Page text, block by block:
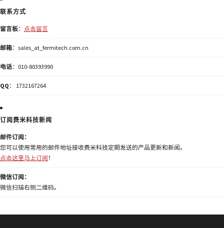
联系方式
留言板： 点击留言
邮箱：sales_at_fermitech.com.cn
电话：010-80393990
QQ ： 1732167264
订阅费米科技新闻
邮件订阅：
您可以使用常用的邮件地址接收费米科技定期发送的产品更新和新闻。
点击这里马上订阅 ！
微信订阅：
微信扫描右侧二维码。